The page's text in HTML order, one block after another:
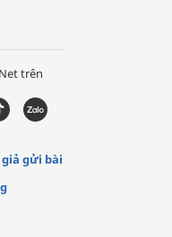
trên
gửi bài